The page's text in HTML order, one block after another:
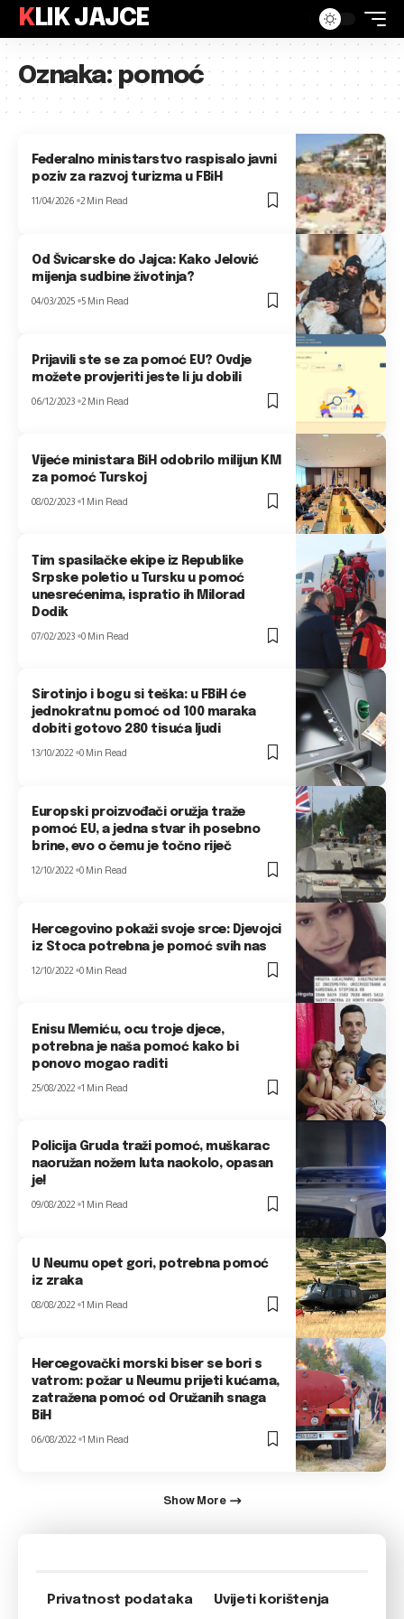
KLIK JAJCE
Oznaka:pomoć
Federalno ministarstvo raspisalo javni
poziv za razvoj turizma u FBiH
11/04/2026 2 Min Read
Od Švicarske do Jajca: Kako Jelović
mijenja sudbine životinja?
04/03/2025 5 Min Read
Prijavili ste se za pomoć EU? Ovdje
možete provjeriti jeste li ju dobili
06/12/2023 2 Min Read
Vijeće ministara BiH odobrilo milijun KM
za pomoć Turskoj
08/02/2023 1 Min Read
Tim spasilačke ekipe iz Republike
Srpske poletio u Tursku u pomoć
unesrećenima, ispratio ih Milorad
Dodik
07/02/2023 0 Min Read
Sirotinjo i bogu si teška: u FBiH će
jednokratnu pomoć od 100 maraka
dobiti gotovo 280 tisuća ljudi
13/10/2022 0 Min Read
Europski proizvođači oružja traže
pomoć EU, a jedna stvar ih posebno
brine, evo o čemu je točno riječ
12/10/2022 0 Min Read
Hercegovino pokaži svoje srce: Djevojci
iz Stoca potrebna je pomoć svih nas
12/10/2022 0 Min Read
Enisu Memiću, ocu troje djece,
potrebna je naša pomoć kako bi
ponovo mogao raditi
25/08/2022 1 Min Read
Policija Gruda traži pomoć, muškarac
naoružan nožem luta naokolo, opasan
je!
09/08/2022 1 Min Read
U Neumu opet gori, potrebna pomoć
iz zraka
08/08/2022 1 Min Read
Hercegovački morski biser se bori s
vatrom: požar u Neumu prijeti kućama,
zatražena pomoć od Oružanih snaga
BiH
06/08/2022 1 Min Read
Show More
Privatnost podataka Uvijeti korištenja